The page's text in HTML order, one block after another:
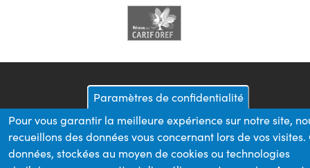
Paramètres de confidentialité
Pour vous garantir la meilleure expérience sur notre site,
recueillons des données vous concernant lors de vos visites.
données, stockées au moyen de cookies ou technologies